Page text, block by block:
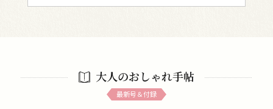
大人のおしゃれ手帖
最新号＆付録